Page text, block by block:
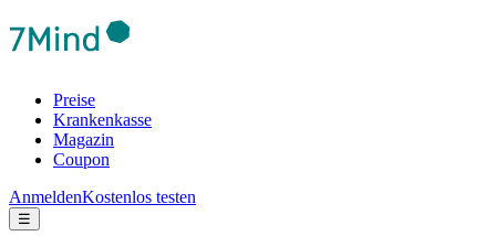
Preise
Krankenkasse
Magazin
Coupon
AnmeldenKostenlos testen
☰